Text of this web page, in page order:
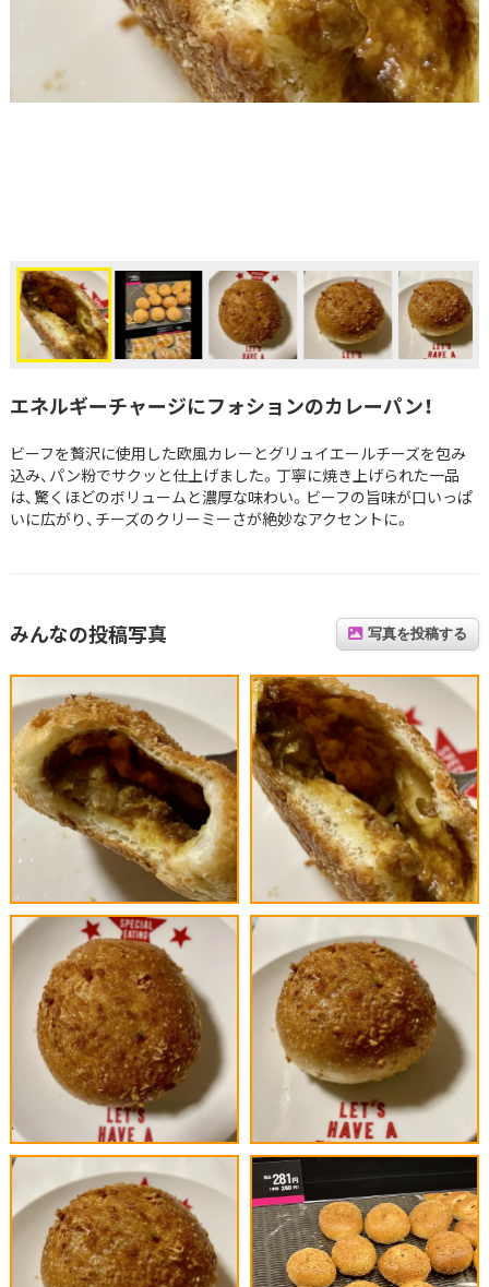
エネルギーチャージにフォションのカレーパン！
ビーフを贅沢に使用した欧風カレーとグリュイエールチーズを包み
込み、パン粉でサクッと仕上げました。丁寧に焼き上げられた一品
は、驚くほどのボリュームと濃厚な味わい。ビーフの旨味が口いっぱ
いに広がり、チーズのクリーミーさが絶妙なアクセントに。
みんなの投稿写真 写真を投稿する